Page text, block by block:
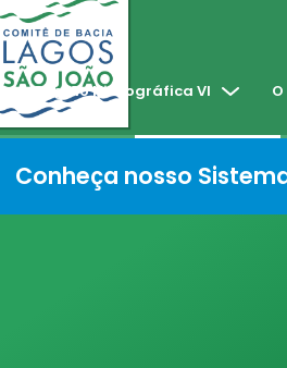
Região Hidrográfica VI
Conheça nosso